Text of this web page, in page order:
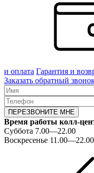
и оплата Гарантия и
Заказать обратный
ПЕРЕЗВОНИТЕ МНЕ
Время работы колл-
Суббота 7.00—22.00
Воскресенье 11.00—22.00